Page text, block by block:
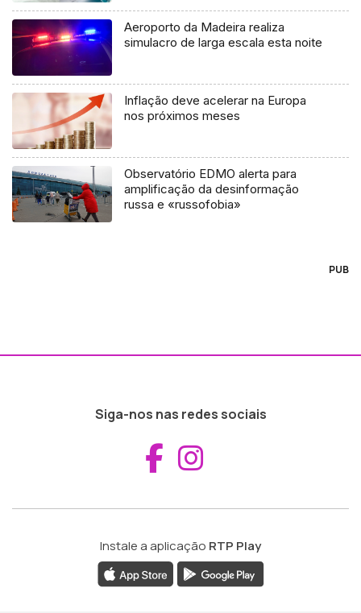
Aeroporto da Madeira realiza
simulacro de larga escala esta noite
Inflação deve acelerar na Europa
nos próximos meses
Observatório EDMO alerta para
amplificação da desinformação
russa e «russofobia»
PUB
Siga-nos nas redes sociais
Aceder ao
Instale a aplicação RTP Play